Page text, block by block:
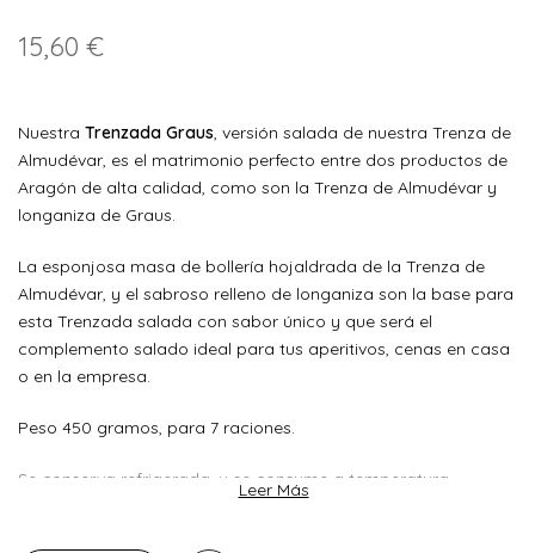
15,60 €
Nuestra Trenzada Graus, versión salada de nuestra Trenza de
Almudévar, es el matrimonio perfecto entre dos productos de
Aragón de alta calidad, como son la Trenza de Almudévar y
longaniza de Graus.
La esponjosa masa de bollería hojaldrada de la Trenza de
Almudévar, y el sabroso relleno de longaniza son la base para
esta Trenzada salada con sabor único y que será el
complemento salado ideal para tus aperitivos, cenas en casa
o en la empresa.
Peso 450 gramos, para 7 raciones.
Se conserva refrigerada, y se consume a temperatura
Leer Más